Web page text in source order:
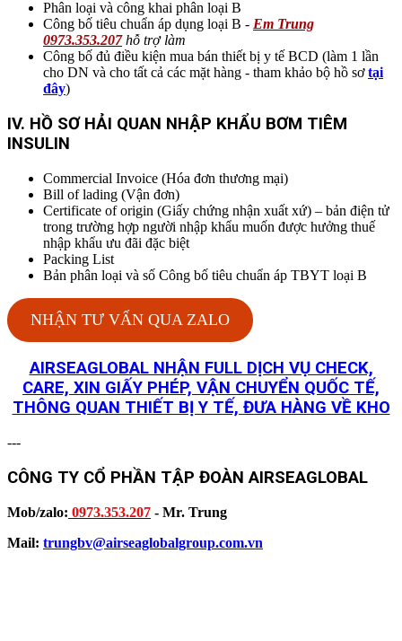
Phân loại và công khai phân loại B
Công bố tiêu chuẩn áp dụng loại B - Em Trung
0973.353.207hỗ trợ làm
Công bố đủ điều kiện mua bán thiết bị y tế BCD (làm 1 lần
cho DN và cho tất cả các mặt hàng - tham khảo bộ hồ sơ tại
đây)
IV. HỒ SƠ HẢI QUAN NHẬP KHẨU BƠM TIÊM
INSULIN
Commercial Invoice (Hóa đơn thương mại)
Bill of lading (Vận đơn)
Certificate of origin (Giấy chứng nhận xuất xứ) – bản điện tử
trong trường hợp người nhập khẩu muốn được hưởng thuế
nhập khẩu ưu đãi đặc biệt
Packing List
Bản phân loại và số Công bố tiêu chuẩn áp TBYT loại B
NHẬN TƯ VẤN QUA ZALO
AIRSEAGLOBAL NHẬN FULL DỊCH VỤ CHECK,
CARE, XIN GIẤY PHÉP, VẬN CHUYỂN QUỐC TẾ,
THÔNG QUAN THIẾT BỊ Y TẾ, ĐƯA HÀNG VỀ KHO
---
CÔNG TY CỔ PHẦN TẬP ĐOÀN AIRSEAGLOBAL
Mob/zalo: 0973.353.207 - Mr. Trung
Mail: trungbv@airseaglobalgroup.com.vn